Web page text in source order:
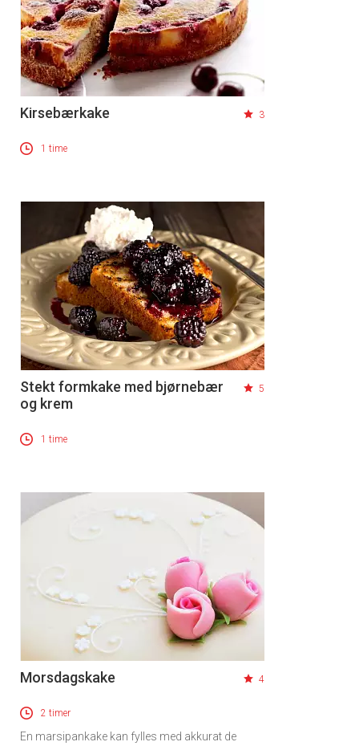
Kirsebærkake 3
1 time
Stekt formkake med bjørnebær
og krem
5
1 time
Morsdagskake 4
2 timer
En marsipankake kan fylles med akkurat de